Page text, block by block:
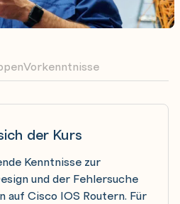
der Kurs
Kenntnisse zur
und der Fehlersuche
auf Cisco IOS Routern. Für
Vorkenntnisse